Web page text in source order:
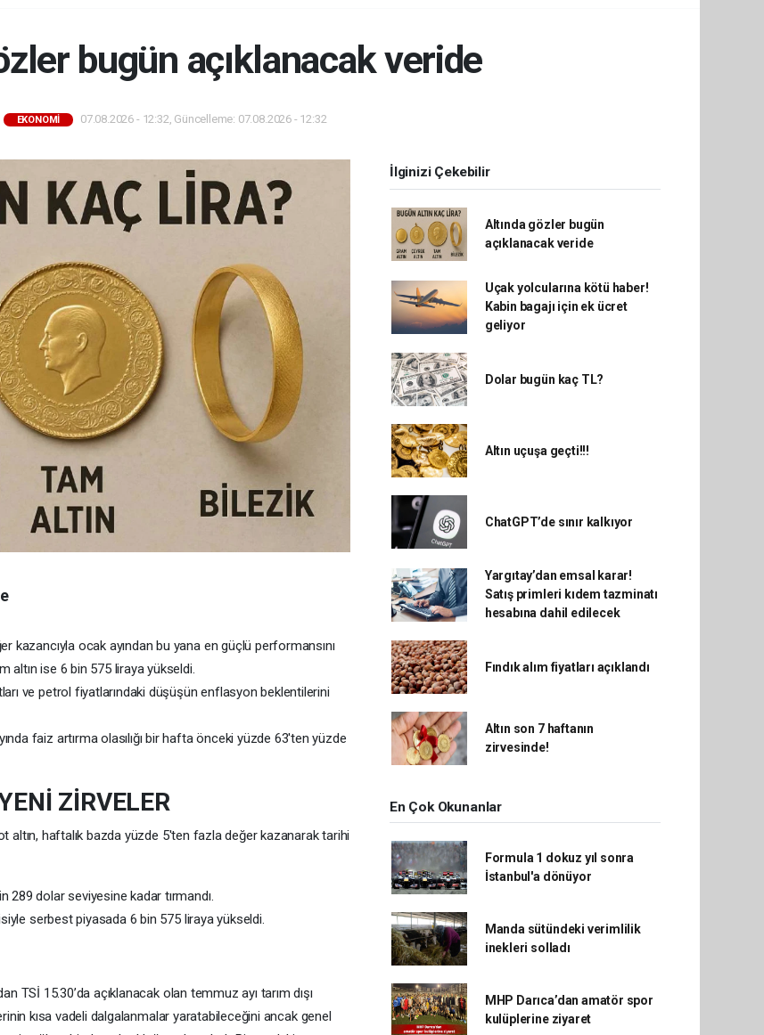
bugün açıklanacak veride
EKONOMİ 07.08.2026 - 12:32, Güncelleme: 07.08.2026 - 12:32
kazancıyla ocak ayından bu yana en güçlü performansını
altın ise 6 bin 575 liraya yükseldi.
ve petrol fiyatlarındaki düşüşün enflasyon beklentilerini
faiz artırma olasılığı bir hafta önceki yüzde 63'ten yüzde
ZİRVELER
haftalık bazda yüzde 5'ten fazla değer kazanarak tarihi
289 dolar seviyesine kadar tırmandı.
serbest piyasada 6 bin 575 liraya yükseldi.
TSİ 15.30’da açıklanacak olan temmuz ayı tarım dışı
kısa vadeli dalgalanmalar yaratabileceğini ancak genel
İlginizi Çekebilir
Altında gözler bugün
açıklanacak veride
Uçak yolcularına kötü haber!
Kabin bagajı için ek ücret
geliyor
Dolar bugün kaç TL?
Altın uçuşa geçti!!!
ChatGPT’de sınır kalkıyor
Yargıtay’dan emsal karar!
Satış primleri kıdem tazminatı
hesabına dahil edilecek
Fındık alım fiyatları açıklandı
Altın son 7 haftanın
zirvesinde!
En Çok Okunanlar
Formula 1 dokuz yıl sonra
İstanbul'a dönüyor
Manda sütündeki verimlilik
inekleri solladı
MHP Darıca’dan amatör spor
kulüplerine ziyaret